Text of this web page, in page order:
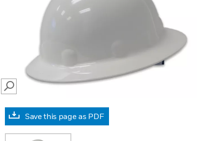
SEARCH
Save this page as PDF